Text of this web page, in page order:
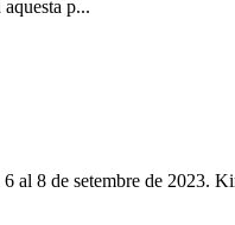
p...
8 de setembre de 2023.